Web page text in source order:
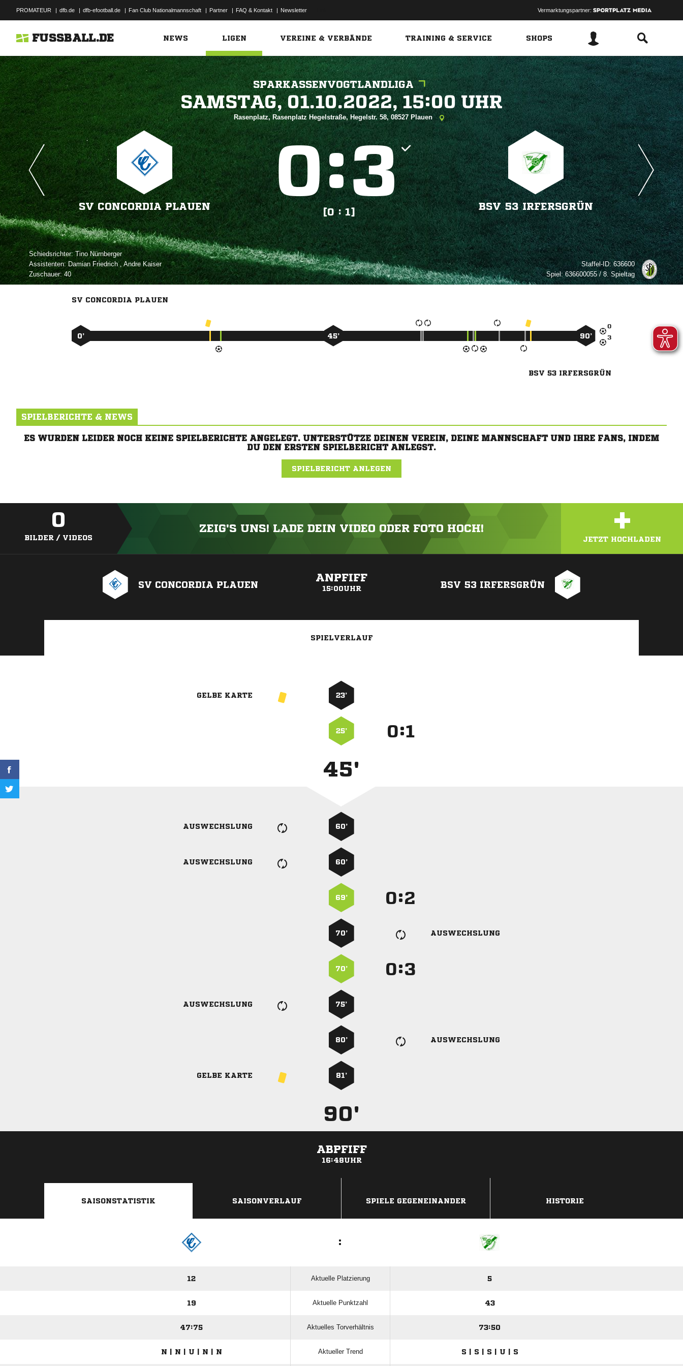
PROMATEUR | dfb.de | dfb-efootball.de | Fan Club Nationalmannschaft | Partner | FAQ & Kontakt | Newsletter Vermarktungspartner:
FUSSBALL.DE NEWS LIGEN VEREINE & VERBÄNDE TRAINING & SERVICE SHOPS
SPARKASSENVOGTLANDLIGA
   
Rasenplatz, Rasenplatz Hegelstraße, Hegelstr. 58, 08527 Plauen
SV CONCORDIA PLAUEN
:
[0 : 1]
BSV 53 IRFERSGRÜN
Schiedsrichter: 
Assistenten:   ,  
Zuschauer:40
Staffel-ID:636600
Spiel:636600055 / 8. Spieltag
SV CONCORDIA PLAUEN


0’ 45’ 90’
BSV 53 IRFERSGRÜN
SPIELBERICHTE & NEWS
ES WURDEN LEIDER NOCH KEINE SPIELBERICHTE ANGELEGT. UNTERSTÜTZE DEINEN VEREIN, DEINE MANNSCHAFT UND IHRE FANS, INDEM
DU DEN ERSTEN SPIELBERICHT ANLEGST.
SPIELBERICHT ANLEGEN
0
BILDER / VIDEOS
ZEIG'S UNS! LADE DEIN VIDEO ODER FOTO HOCH! +
JETZT HOCHLADEN
SV CONCORDIA PLAUEN
ANPFIFF
15:00UHR BSV 53 IRFERSGRÜN
SPIELVERLAUF
GELBE KARTE 23’
25’ :
45'
AUSWECHSLUNG 60’
AUSWECHSLUNG 60’
69’ :
70’ AUSWECHSLUNG
70’ :
AUSWECHSLUNG 75’
80’ AUSWECHSLUNG
GELBE KARTE 81’
90'
ABPFIFF
16:48UHR
SAISONSTATISTIK SAISONVERLAUF SPIELE GEGENEINANDER HISTORIE
:
12 Aktuelle Platzierung 5
19 Aktuelle Punktzahl 43
47:75 Aktuelles Torverhältnis 73:50
N | N | U | N | N Aktueller Trend S | S | S | U | S